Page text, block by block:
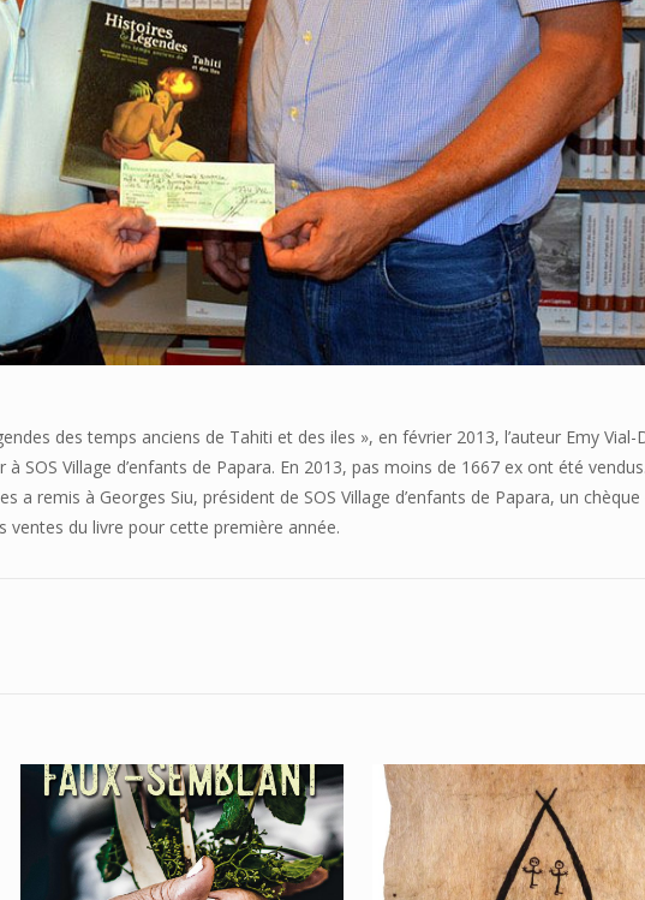
des temps anciens de Tahiti et des iles », en février 2013, l’auteur Emy Vial-
à SOS Village d’enfants de Papara. En 2013, pas moins de 1667 ex ont été vendus.
a remis à Georges Siu, président de SOS Village d’enfants de Papara, un chèque
du livre pour cette première année.